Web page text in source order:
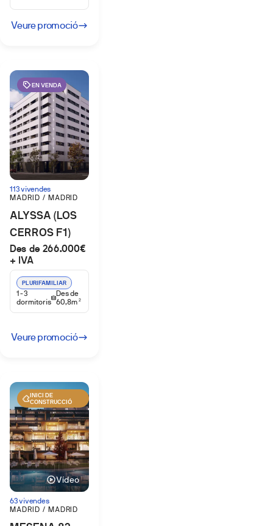
Veure promoció
EN VENDA
113 vivendes
MADRID / MADRID
ALYSSA (LOS
CERROS F1)
Des de 266.000€
+ IVA
PLURIFAMILIAR
1-3
dormitoris
Des de
60,8m 2
Veure promoció
INICI DE
CONSTRUCCIÓ
Vídeo
63 vivendes
MADRID / MADRID